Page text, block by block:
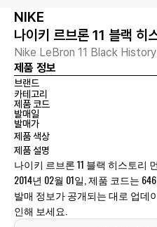
NIKE
나이키 르브론 11 블랙 히
Nike LeBron 11 Black
제품 정보
브랜드
카테고리
제품 코드
발매일
발매가
제품 색상
제품 설명
나이키 르브론 11 블랙 히스토리
2014년 02월 01일, 제품 코드는
발매 정보가 공개되는 대로 업데
인해 보세요.